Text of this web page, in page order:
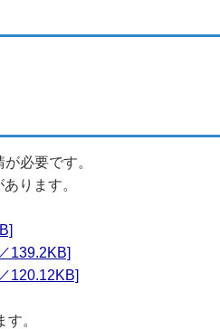
必要です。
ります。
139.2KB]
120.12KB]
す。